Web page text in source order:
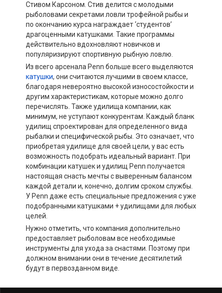
Стивом Карсоном. Стив делится с молодыми
рыболовами секретами ловли трофейной рыбы и
по окончанию курса награждает ‘студентов’
драгоценными катушками. Такие программы
действительно вдохновляют новичков и
популяризируют спортивную рыбную ловлю.
Из всего арсенала Penn больше всего выделяются
катушки, они считаются лучшими в своем классе,
благодаря невероятно высокой износостойкости и
другим характеристикам, которые можно долго
перечислять. Также удилища компании, как
минимум, не уступают конкурентам. Каждый бланк
удилищ спроектирован для определенного вида
рыбалки и специфической рыбы. Это означает, что
приобретая удилище для своей цели, у вас есть
возможность подобрать идеальный вариант. При
комбинации катушек и удилищ Penn получается
настоящая снасть мечты с выверенным балансом
каждой детали и, конечно, долгим сроком службы.
У Penn даже есть специальные предложения с уже
подобранными катушками + удилищами для любых
целей.
Нужно отметить, что компания дополнительно
предоставляет рыболовам все необходимые
инструменты для ухода за снастями. Поэтому при
должном внимании они в течение десятилетий
будут в первозданном виде.